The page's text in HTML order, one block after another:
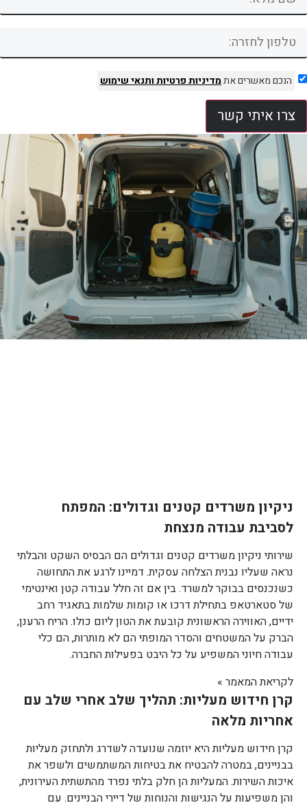
הנכם מאשרים אתמדיניות פרטיותותנאי שימוש
צרו איתי קשר
ניקיון משרדים קטנים וגדולים: המפתח
לסביבת עבודה מנצחת
שירותי ניקיון משרדים קטנים וגדולים הם הבסיס השקט והבלתי
נראה שעליו נבנית הצלחה עסקית. דמיינו לרגע את התחושה
כשנכנסים בבוקר למשרד. בין אם זה חלל עבודה קטן ואינטימי
של סטארטאפ בתחילת דרכו או קומות שלמות בתאגיד רחב
ידיים, האווירה הראשונית קובעת את הטון ליום כולו. הריח הרענן,
הברק על המשטחים והסדר המופתי הם לא מותרות, הם כלי
עבודה חיוני המשפיע על כל היבט בפעילות החברה.
לקריאת המאמר »
קרן חידוש מעליות: תהליך שלב אחרי שלב עם
אחריות מלאה
קרן חידוש מעליות היא יוזמה שנועדה לשדרג ולתחזק מעליות
בבניינים, במטרה להבטיח את בטיחות המשתמשים ולשפר את
איכות השירות. המעליות הן חלק בלתי נפרד מהתשתית העירונית,
והן משפיעות על הנגישות והנוחות של דיירי הבניינים. עם